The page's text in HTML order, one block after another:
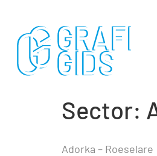
Sector:
Adorka – Roeselare